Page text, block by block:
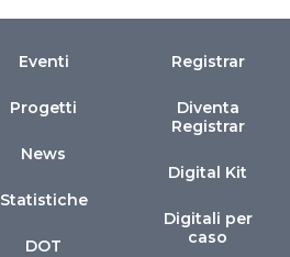
Eventi
Progetti
News
Statistiche
DOT
Registrar
Diventa
Registrar
Digital Kit
Digitali per
caso